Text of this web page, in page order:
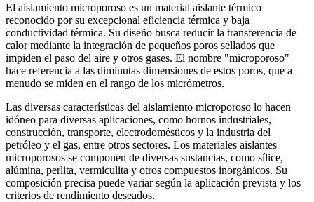
El aislamiento microporoso es un material aislante térmico
reconocido por su excepcional eficiencia térmica y baja
conductividad térmica. Su diseño busca reducir la transferencia de
calor mediante la integración de pequeños poros sellados que
impiden el paso del aire y otros gases. El nombre "microporoso"
hace referencia a las diminutas dimensiones de estos poros, que a
menudo se miden en el rango de los micrómetros.
Las diversas características del aislamiento microporoso lo hacen
idóneo para diversas aplicaciones, como hornos industriales,
construcción, transporte, electrodomésticos y la industria del
petróleo y el gas, entre otros sectores. Los materiales aislantes
microporosos se componen de diversas sustancias, como sílice,
alúmina, perlita, vermiculita y otros compuestos inorgánicos. Su
composición precisa puede variar según la aplicación prevista y los
criterios de rendimiento deseados.